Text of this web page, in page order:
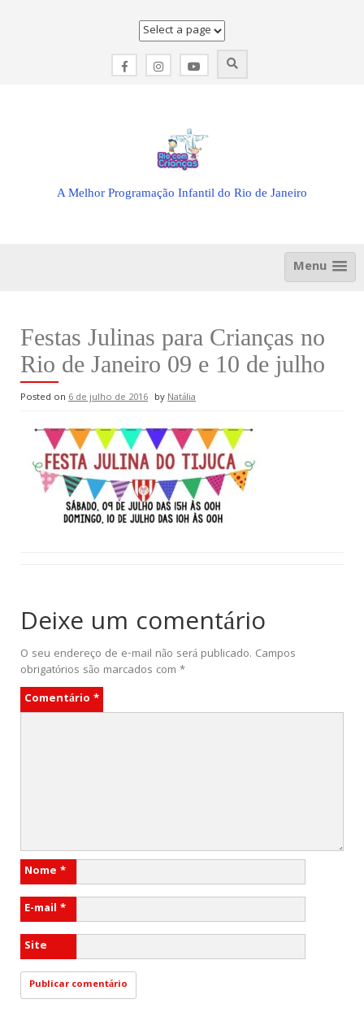
A Melhor Programação Infantil do Rio de Janeiro
Menu
Festas Julinas para Crianças no
Rio de Janeiro 09 e 10 de julho
Posted on 6 de julho de 2016 byNatália
Deixe um comentário
O seu endereço de e-mail não será publicado. Campos
obrigatórios são marcados com *
Comentário *
Nome *
E-mail *
Site